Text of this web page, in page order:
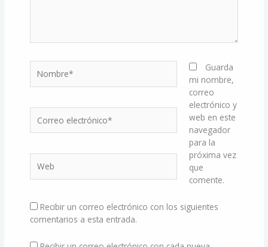
electrónico*
Guarda
mi nombre,
correo
electrónico y
web en este
navegador
para la
próxima vez
que
comente.
Recibir un correo electrónico con los siguientes
comentarios a esta entrada.